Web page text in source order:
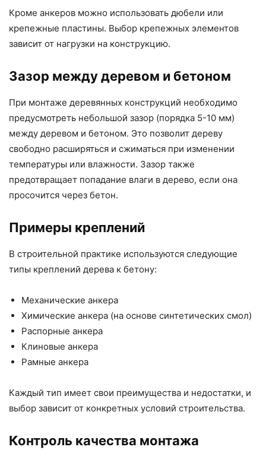
Кроме анкеров можно использовать дюбели или
крепежные пластины. Выбор крепежных элементов
зависит от нагрузки на конструкцию.
Зазор между деревом и бетоном
При монтаже деревянных конструкций необходимо
предусмотреть небольшой зазор (порядка 5-10 мм)
между деревом и бетоном. Это позволит дереву
свободно расширяться и сжиматься при изменении
температуры или влажности. Зазор также
предотвращает попадание влаги в дерево, если она
просочится через бетон.
Примеры креплений
В строительной практике используются следующие
типы креплений дерева к бетону:
Механические анкера
Химические анкера (на основе синтетических смол)
Распорные анкера
Клиновые анкера
Рамные анкера
Каждый тип имеет свои преимущества и недостатки, и
выбор зависит от конкретных условий строительства.
Контроль качества монтажа